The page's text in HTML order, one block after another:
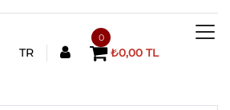
TR
0
₺0,00 TL